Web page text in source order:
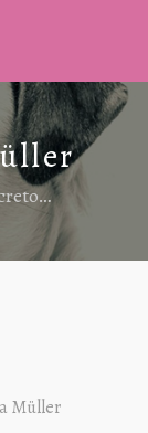
Müller